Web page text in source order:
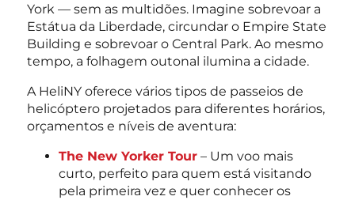
York — sem as multidões. Imagine sobrevoar a
Estátua da Liberdade, circundar o Empire State
Building e sobrevoar o Central Park. Ao mesmo
tempo, a folhagem outonal ilumina a cidade.
A HeliNY oferece vários tipos de passeios de
helicóptero projetados para diferentes horários,
orçamentos e níveis de aventura:
The New Yorker Tour – Um voo mais
curto, perfeito para quem está visitando
pela primeira vez e quer conhecer os